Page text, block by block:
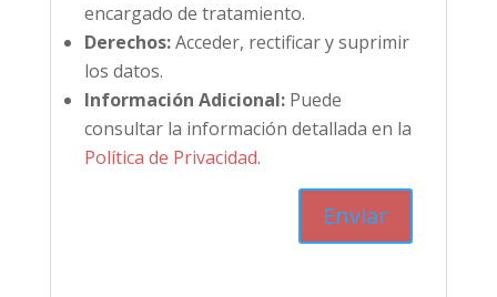
encargado de tratamiento.
Derechos:Acceder, rectificar y suprimir
los datos.
Información Adicional:Puede
consultar la información detallada en la
Política de Privacidad.